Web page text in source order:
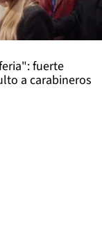
fuerte
a carabineros